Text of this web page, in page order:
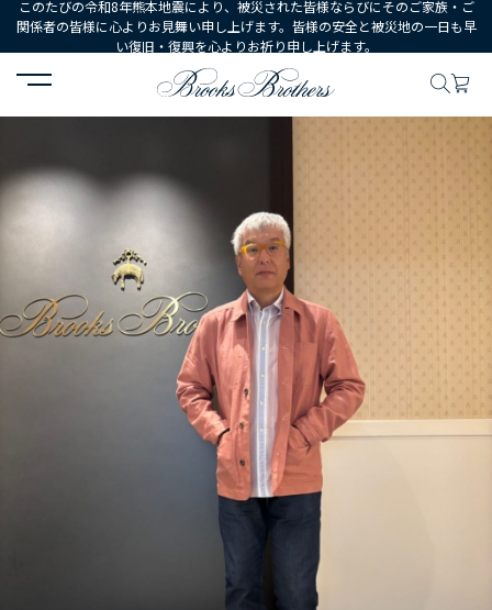
このたびの令和8年熊本地震により、被災された皆様ならびにそのご家族・ご
関係者の皆様に心よりお見舞い申し上げます。皆様の安全と被災地の一日も早
い復旧・復興を心よりお祈り申し上げます。
HOME コーディネート コーディネート詳細